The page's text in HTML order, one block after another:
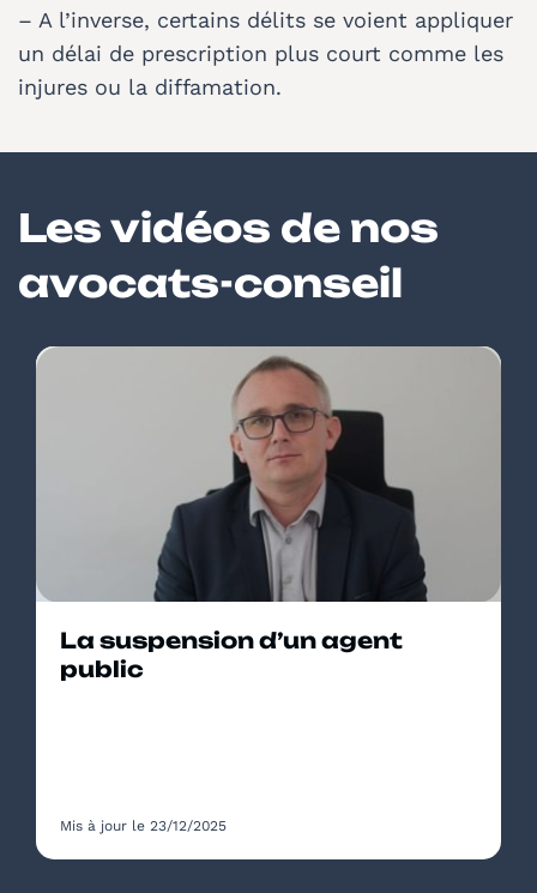
– A l’inverse, certains délits se voient appliquer
un délai de prescription plus court comme les
injures ou la diffamation.
Les vidéos de nos
avocats-conseil
La suspension d’un agent
public
Mis à jour le 23/12/2025